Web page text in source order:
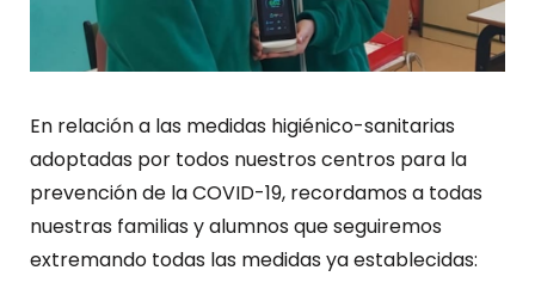
En relación a las medidas higiénico-sanitarias
adoptadas por todos nuestros centros para la
prevención de la COVID-19, recordamos a todas
nuestras familias y alumnos que seguiremos
extremando todas las medidas ya establecidas: